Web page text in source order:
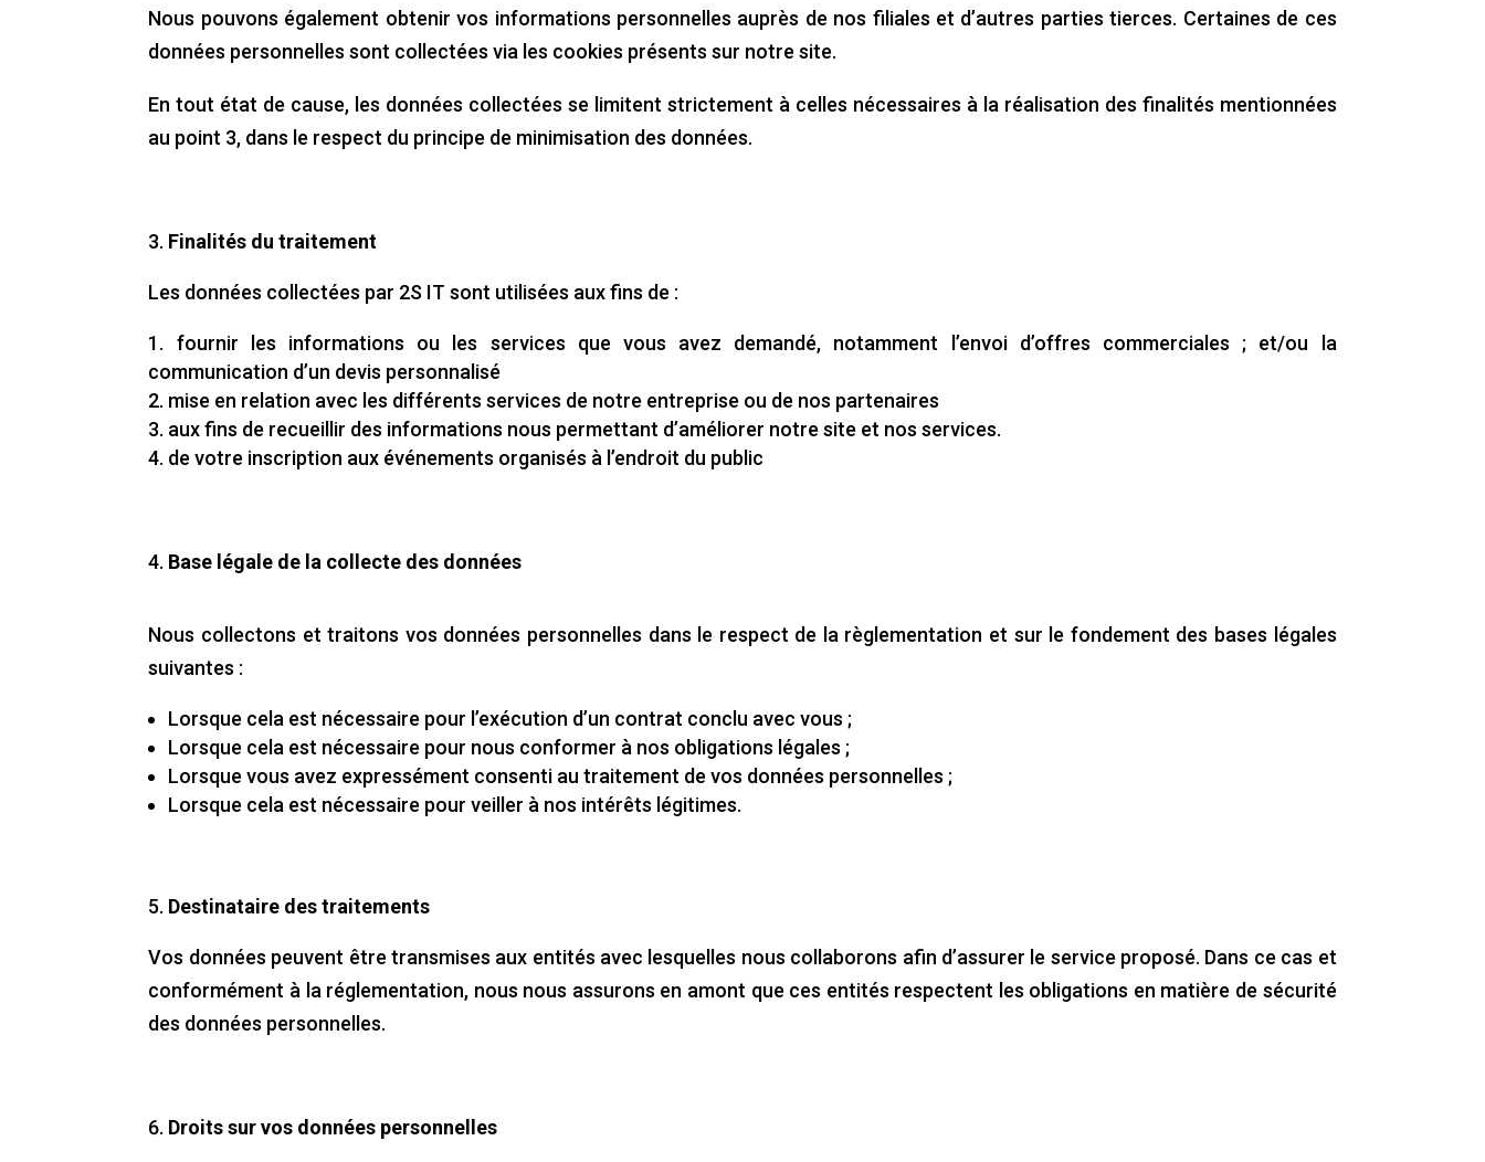
Nous pouvons également obtenir vos informations personnelles auprès de nos filiales et d’autres parties tierces. Certaines de ces
données personnelles sont collectées via les cookies présents sur notre site.
En tout état de cause, les données collectées se limitent strictement à celles nécessaires à la réalisation des finalités mentionnées
au point 3, dans le respect du principe de minimisation des données.
Finalités du traitement
Les données collectées par 2S IT sont utilisées aux fins de :
fournir les informations ou les services que vous avez demandé, notamment l’envoi d’offres commerciales ; et/ou la
communication d’un devis personnalisé
mise en relation avec les différents services de notre entreprise ou de nos partenaires
aux fins de recueillir des informations nous permettant d’améliorer notre site et nos services.
de votre inscription aux événements organisés à l’endroit du public
4. Base légale de la collecte des données
Nous collectons et traitons vos données personnelles dans le respect de la règlementation et sur le fondement des bases légales
suivantes :
Lorsque cela est nécessaire pour l’exécution d’un contrat conclu avec vous ;
Lorsque cela est nécessaire pour nous conformer à nos obligations légales ;
Lorsque vous avez expressément consenti au traitement de vos données personnelles ;
Lorsque cela est nécessaire pour veiller à nos intérêts légitimes.
Destinataire des traitements
Vos données peuvent être transmises aux entités avec lesquelles nous collaborons afin d’assurer le service proposé. Dans ce cas et
conformément à la réglementation, nous nous assurons en amont que ces entités respectent les obligations en matière de sécurité
des données personnelles.
Droits sur vos données personnelles